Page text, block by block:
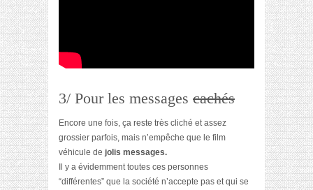
3/ Pour les messages cachés
Encore une fois, ça reste très cliché et assez
grossier parfois, mais n’empêche que le film
véhicule de jolis messages.
Il y a évidemment toutes ces personnes
“différentes” que la société n’accepte pas et qui se